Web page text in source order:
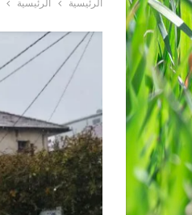
الرئيسية الرئيسية